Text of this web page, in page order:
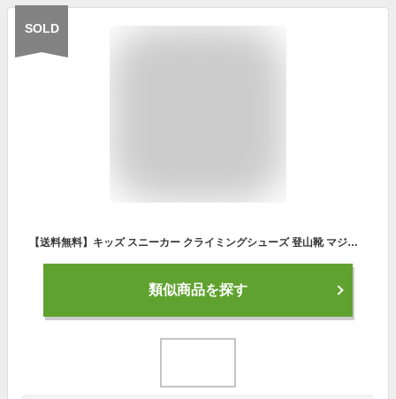
SOLD
【送料無料】キッズ スニーカー クライミングシューズ 登山靴 マジックテープ ローカット スリッポン 女の子 男の子 超軽量 通気性 防臭 滑り止め 伸縮性 子供靴 幼稚園 運動靴 通学 学校 小学生 ジュニア
類似商品を探す